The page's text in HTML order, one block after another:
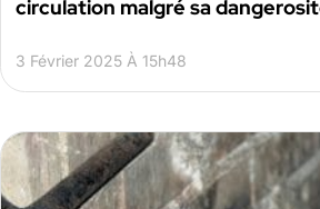
circulation malgré sa
3 Février 2025 À 15h48